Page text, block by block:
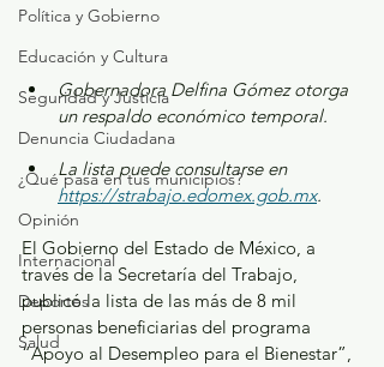
Política y Gobierno
Educación y Cultura
Seguridad y Justicia
Denuncia Ciudadana
¿Qué pasa en tus municipios?
Opinión
Internacional
Deportes
Salud
Gobernadora Delfina Gómez otorga
un respaldo económico temporal.
La lista puede consultarse en
https://strabajo.edomex.gob.mx.
El Gobierno del Estado de México, a
través de la Secretaría del Trabajo,
publicó la lista de las más de 8 mil
personas beneficiarias del programa
“Apoyo al Desempleo para el Bienestar”,